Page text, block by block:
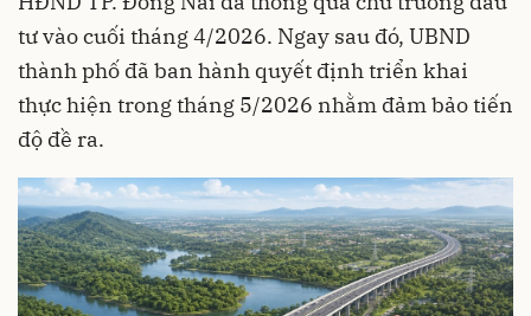
tư vào cuối tháng 4/2026. Ngay sau đó, UBND
thành phố đã ban hành quyết định triển khai
thực hiện trong tháng 5/2026 nhằm đảm bảo tiến
độ đề ra.